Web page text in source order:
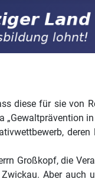
diese für sie von
„Gewaltprävention
Großkopf, die
Aber